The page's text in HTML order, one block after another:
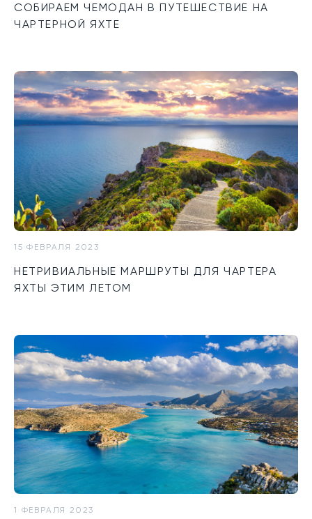
СОБИРАЕМ ЧЕМОДАН В ПУТЕШЕСТВИЕ НА
ЧАРТЕРНОЙ ЯХТЕ
15 ФЕВРАЛЯ 2023
НЕТРИВИАЛЬНЫЕ МАРШРУТЫ ДЛЯ ЧАРТЕРА
ЯХТЫ ЭТИМ ЛЕТОМ
1 ФЕВРАЛЯ 2023